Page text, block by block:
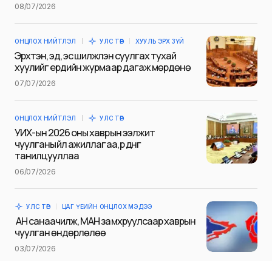
Сэтгэгдэл*
time I comment.
Илгээх
08/07/2026
ОНЦЛОХ НИЙТЛЭЛ УЛС ТӨР ХУУЛЬ ЭРХ ЗҮЙ
Эрхтэн, эд, эс шилжүүлэн суулгах тухай
хуулийг ердийн журмаар дагаж мөрдөнө
07/07/2026
ОНЦЛОХ НИЙТЛЭЛ УЛС ТӨР
УИХ-ын 2026 оны хаврын ээлжит
чуулганы үйл ажиллагаа, үр дүнг
танилцууллаа
06/07/2026
УЛС ТӨР ЦАГ ҮЕИЙН ОНЦЛОХ МЭДЭЭ
АН санаачилж, МАН замхруулсаар хаврын
чуулган өндөрлөлөө
03/07/2026